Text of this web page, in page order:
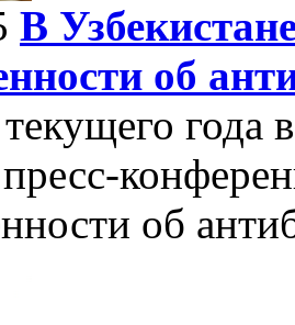
В
об
года
пресс-
об